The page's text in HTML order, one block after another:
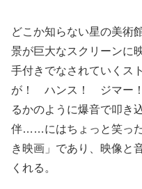
どこか知らない星の美術
景が巨大なスクリーンに
手付きでなされていくス
が！ ハンス！ ジマー
るかのように爆音で叩き
伴……にはちょっと笑っ
き映画」であり、映像と
くれる。